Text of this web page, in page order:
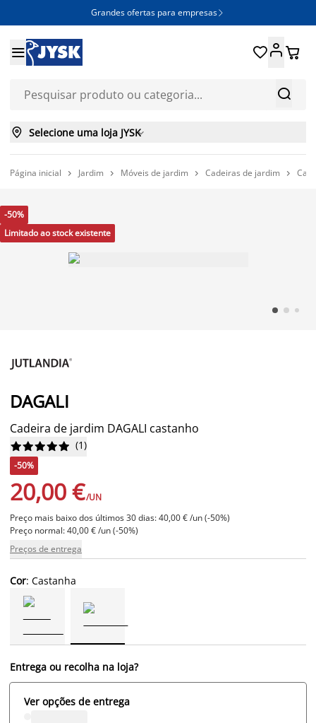
Grandes ofertas para empresas 


 
 Selecione uma loja JYSK
Página inicial  Jardim  Móveis de jardim  Cadeiras de jardim 
-50%
Limitado ao stock existente
DAGALI
Cadeira de jardim DAGALI castanho





 (1)
-50%
20,00 €/UN
Preço mais baixo dos últimos 30 dias: 40,00 € /un (-50%)
Preço normal: 40,00 € /un (-50%)
Preços de entrega
Cor: Castanha
Entrega ou recolha na loja?
Ver opções de entrega